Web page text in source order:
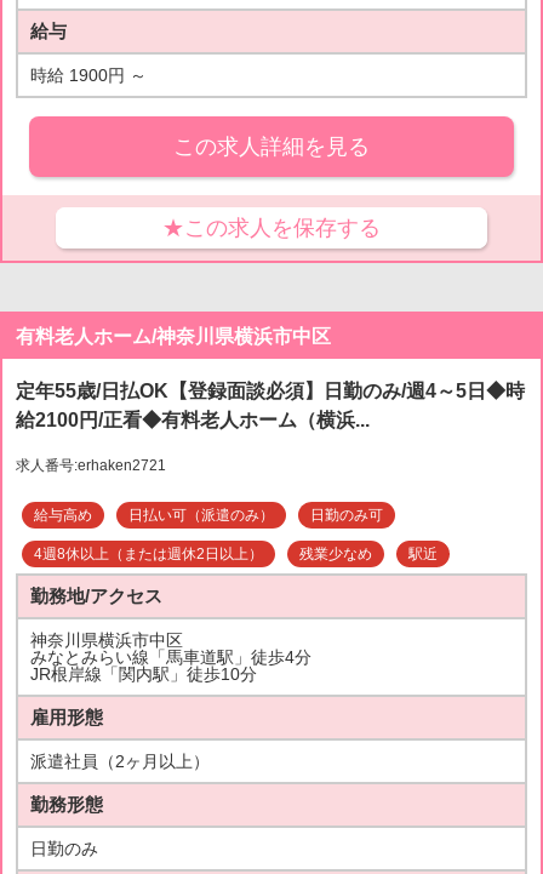
給与
時給 1900円 ～
この求人詳細を見る
★この求人を保存する
有料老人ホーム/神奈川県横浜市中区
定年55歳/日払OK【登録面談必須】日勤のみ/週4～5日◆時
給2100円/正看◆有料老人ホーム（横浜...
求人番号:erhaken2721
給与高め 日払い可（派遣のみ） 日勤のみ可
4週8休以上（または週休2日以上） 残業少なめ 駅近
勤務地/アクセス
神奈川県横浜市中区
みなとみらい線「馬車道駅」徒歩4分
JR根岸線「関内駅」徒歩10分
雇用形態
派遣社員（2ヶ月以上）
勤務形態
日勤のみ